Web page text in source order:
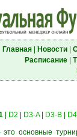
Главная| Новости|
Расписание|
| D2 D3-A| D3-B|
основные